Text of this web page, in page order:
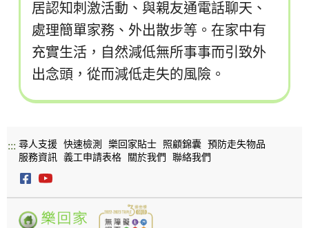
居認知刺激活動、與親友通電話聊天、
處理簡單家務、外出散步等。在家中有
充實生活，自然減低無所事事而引致外
出念頭，從而減低走失的風險。
::: 尋人支援 快速檢測 樂回家貼士 照顧錦囊
預防走失物品
服務資訊
義工申請表格 關於我們 聯絡我們